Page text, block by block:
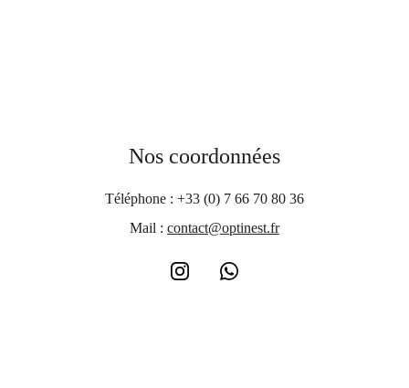
Nos coordonnées
Téléphone : +33 (0) 7 66 70 80 36
Mail : contact@optinest.fr